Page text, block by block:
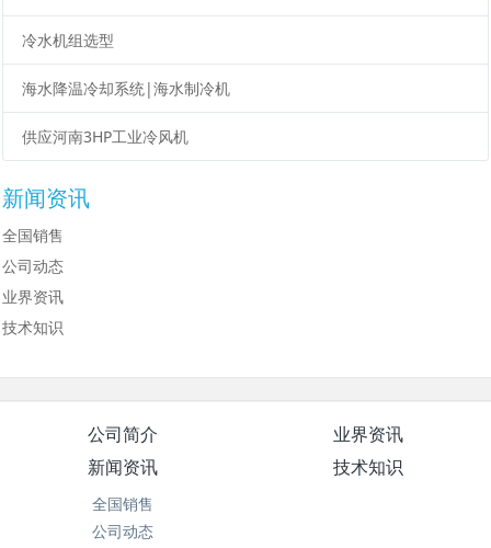
冷水机组选型
海水降温冷却系统|海水制冷机
供应河南3HP工业冷风机
新闻资讯
全国销售
公司动态
业界资讯
技术知识
公司简介
业界资讯
新闻资讯
全国销售
公司动态
技术知识